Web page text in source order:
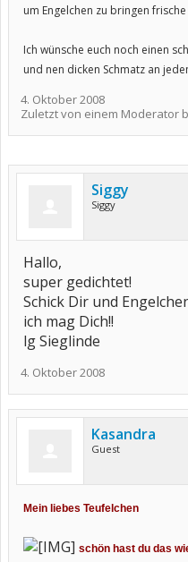
um Engelchen zu bringen frische
Ich wünsche euch noch einen
und nen dicken Schmatz an
4. Oktober 2008
Zuletzt von einem Moderator
Siggy
Siggy
Hallo,
super gedichtet!
Schick Dir und
ich mag Dich!!
lg Sieglinde
4. Oktober 2008
Kasandra
Guest
Mein liebes Teufelchen
schön hast du das